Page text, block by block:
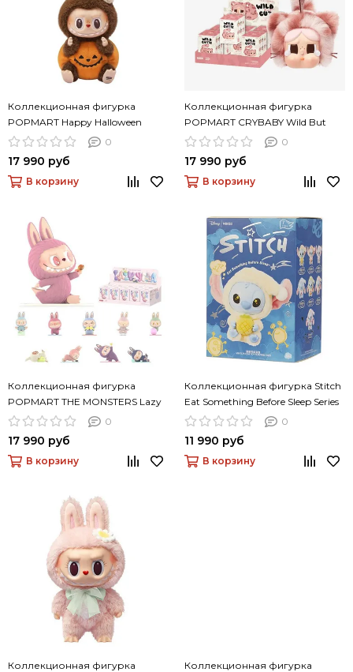
Коллекционная фигурка
POPMART Happy Halloween
Party Series-Sitting Pumpkin Vinyl
Plush Pendant
0
17 990 руб
В корзину
Коллекционная фигурка
POPMART CRYBABY Wild But
Cutie Series - Vinyl Plush Pendant
0
17 990 руб
В корзину
Коллекционная фигурка
POPMART THE MONSTERS Lazy
Yoga Series Figures
0
17 990 руб
В корзину
Коллекционная фигурка Stitch
Eat Something Before Sleep Series
Vinyl Figure Confirmed Blind Box
0
11 990 руб
В корзину
Коллекционная фигурка
Коллекционная фигурка